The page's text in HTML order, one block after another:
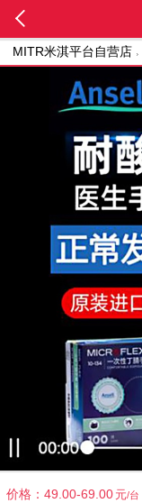
MITR米淇平台自营店
价格： 49.00-69.00 元